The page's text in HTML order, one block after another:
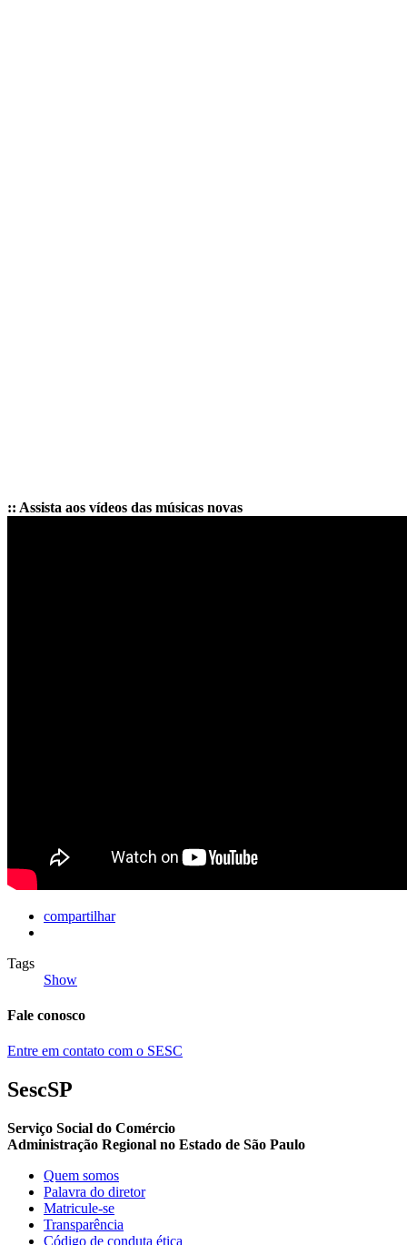
:: Assista aos vídeos das músicas novas
compartilhar
Tags
Show
Fale conosco
Entre em contato com o SESC
SescSP
Serviço Social do Comércio
Administração Regional no Estado de São Paulo
Quem somos
Palavra do diretor
Matricule-se
Transparência
Código de conduta ética